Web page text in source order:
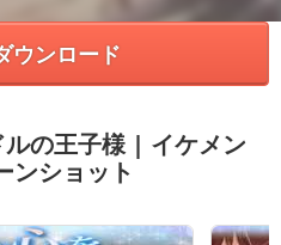
ウンロード
の王子様 | イケメン
ンショット